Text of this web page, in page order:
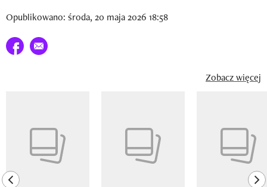
Opublikowano: środa, 20 maja 2026 18:58
Udostępnij na facebook
E-mail do przyjaciela
Zobacz więcej
previous element